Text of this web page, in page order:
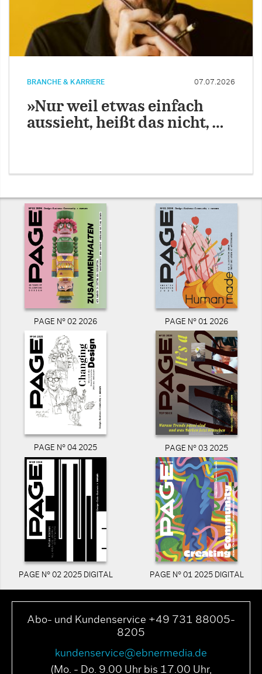
BRANCHE & KARRIERE 07.07.2026
»Nur weil etwas einfach
aussieht, heißt das nicht, …
PAGE N° 02 2026 PAGE N° 01 2026
PAGE N° 04 2025 PAGE N° 03 2025
PAGE N° 02 2025 DIGITAL PAGE N° 01 2025 DIGITAL
Abo- und Kundenservice +49 731 88005-
8205
kundenservice@ebnermedia.de
(Mo. - Do. 9.00 Uhr bis 17.00 Uhr,